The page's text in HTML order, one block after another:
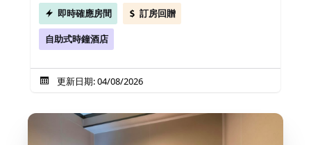
即時確應房間 訂房回贈
自助式時鐘酒店
更新日期: 04/08/2026